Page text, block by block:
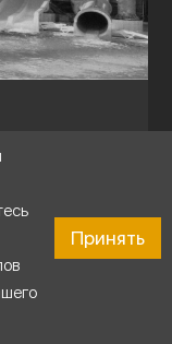
Принять